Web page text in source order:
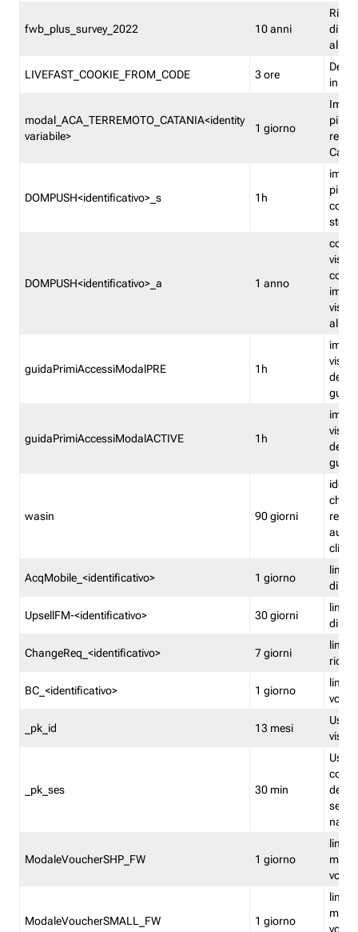
fwb_plus_survey_2022 10 anni
di
LIVEFAST_COOKIE_FROM_CODE 3 ore
in
modal_ACA_TERREMOTO_CATANIA<identity
variabile>
1 giorno
più
DOMPUSH<identificativo>_s 1h
più
DOMPUSH<identificativo>_a 1 anno
guidaPrimiAccessiModalPRE 1h
della
guidaPrimiAccessiModalACTIVE 1h
della
wasin 90 giorni
che
rete
clienti
AcqMobile_<identificativo> 1 giorno
limita
di
UpsellFM-<identificativo> 30 giorni
limita
di
ChangeReq_<identificativo> 7 giorni
limita
BC_<identificativo> 1 giorno
limita
_pk_id 13 mesi
_pk_ses 30 min
ModaleVoucherSHP_FW 1 giorno
ModaleVoucherSMALL_FW 1 giorno